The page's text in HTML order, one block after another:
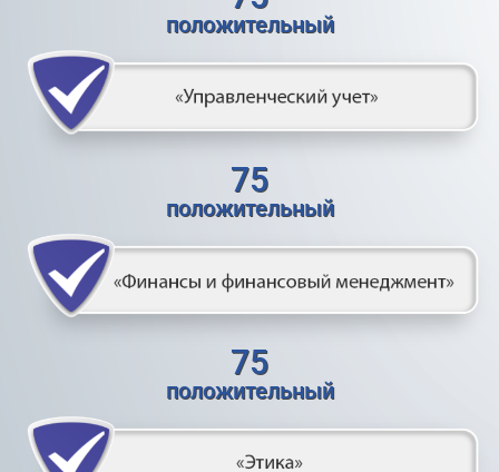
положительный
75
положительный
75
положительный